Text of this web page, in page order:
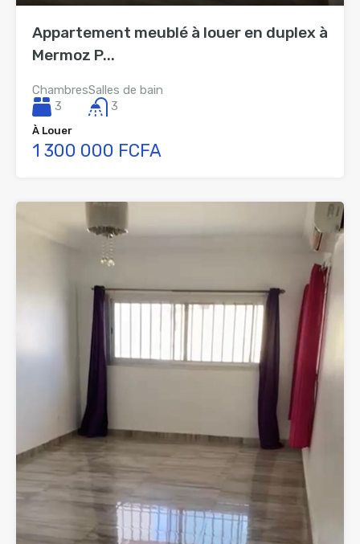
Appartement meublé à louer en duplex à
Mermoz P...
Chambres
3
Salles de bain
3
À Louer
1 300 000 FCFA